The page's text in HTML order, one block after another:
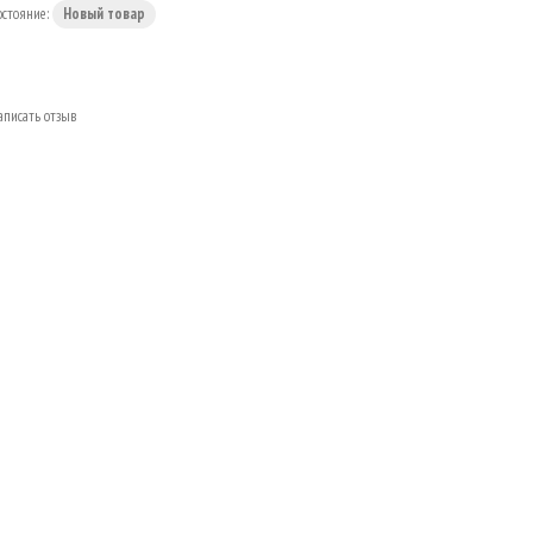
Новый товар
отзыв